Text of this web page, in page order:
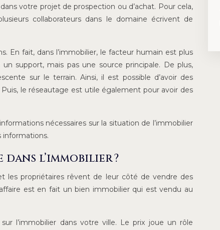
votre projet de prospection ou d’achat. Pour cela,
collaborateurs dans le domaine écrivent de
En fait, dans l’immobilier, le facteur humain est plus
support, mais pas une source principale. De plus,
sur le terrain. Ainsi, il est possible d’avoir des
le réseautage est utile également pour avoir des
nécessaires sur la situation de l’immobilier
informations.
l’immobilier ?
les propriétaires rêvent de leur côté de vendre des
est en fait un bien immobilier qui est vendu au
l’immobilier dans votre ville. Le prix joue un rôle